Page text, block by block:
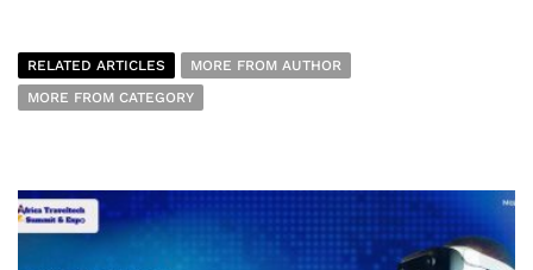
RELATED ARTICLES
MORE FROM AUTHOR
MORE FROM CATEGORY